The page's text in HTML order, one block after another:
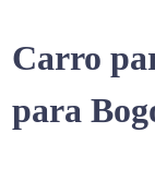
Carro
para